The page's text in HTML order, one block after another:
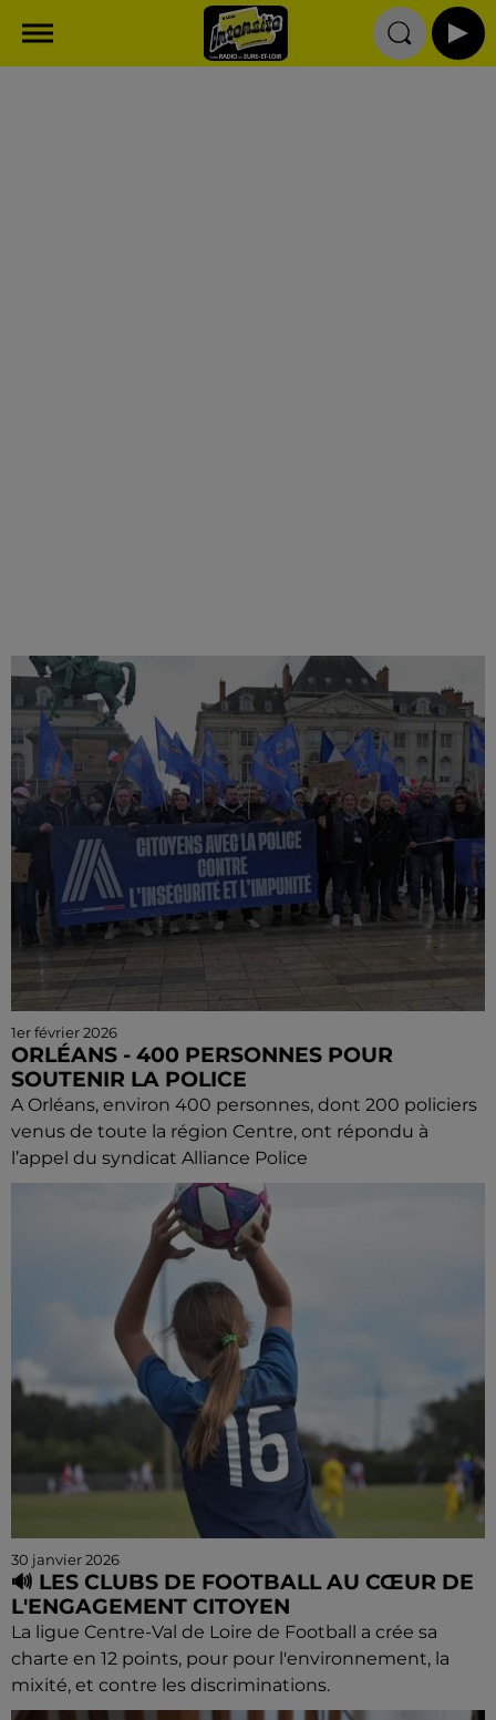
1er février 2026
ORLÉANS - 400 PERSONNES POUR
SOUTENIR LA POLICE
A Orléans, environ 400 personnes, dont 200 policiers
venus de toute la région Centre, ont répondu à
l’appel du syndicat Alliance Police
30 janvier 2026
🔊 LES CLUBS DE FOOTBALL AU CŒUR DE
L'ENGAGEMENT CITOYEN
La ligue Centre-Val de Loire de Football a crée sa
charte en 12 points, pour pour l'environnement, la
mixité, et contre les discriminations.